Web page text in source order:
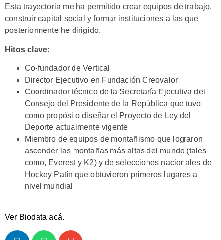
Esta trayectoria me ha permitido crear equipos de trabajo,
construir capital social y formar instituciones a las que
posteriormente he dirigido.
Hitos clave:
Co-fundador de Vertical
Director Ejecutivo en Fundación Creovalor
Coordinador técnico de la Secretaría Ejecutiva del
Consejo del Presidente de la República que tuvo
como propósito diseñar el Proyecto de Ley del
Deporte actualmente vigente
Miembro de equipos de montañismo que lograron
ascender las montañas más altas del mundo (tales
como, Everest y K2) y de selecciones nacionales de
Hockey Patín que obtuvieron primeros lugares a
nivel mundial.
Ver Biodata acá.